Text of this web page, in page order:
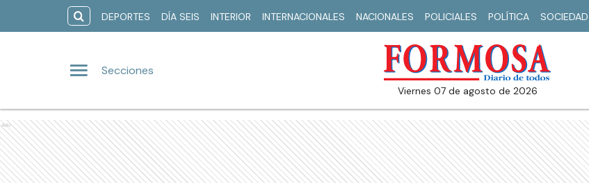
DEPORTES DÍA SEIS INTERIOR INTERNACIONALES NACIONALES POLICIALES POLÍTICA SOCIEDAD
Secciones
viernes 07 de agosto de 2026
Ads